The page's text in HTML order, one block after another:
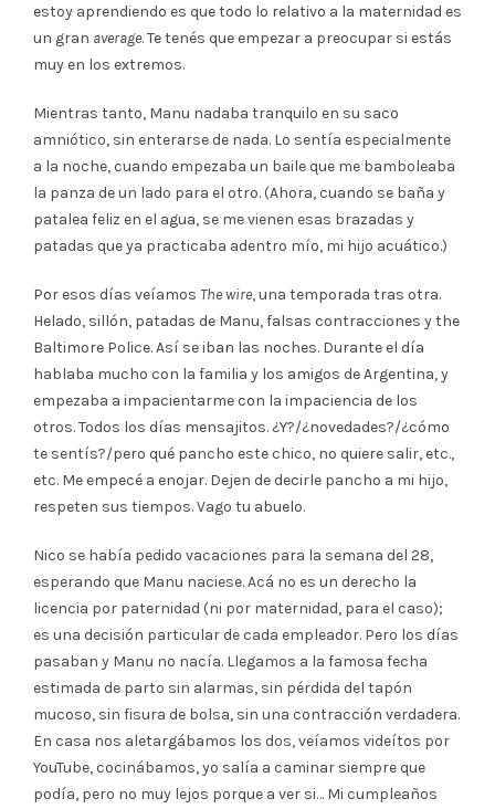
estoy aprendiendo es que todo lo relativo a la maternidad es
un gran average. Te tenés que empezar a preocupar si estás
muy en los extremos.
Mientras tanto, Manu nadaba tranquilo en su saco
amniótico, sin enterarse de nada. Lo sentía especialmente
a la noche, cuando empezaba un baile que me bamboleaba
la panza de un lado para el otro. (Ahora, cuando se baña y
patalea feliz en el agua, se me vienen esas brazadas y
patadas que ya practicaba adentro mío, mi hijo acuático.)
Por esos días veíamos The wire, una temporada tras otra.
Helado, sillón, patadas de Manu, falsas contracciones y the
Baltimore Police. Así se iban las noches. Durante el día
hablaba mucho con la familia y los amigos de Argentina, y
empezaba a impacientarme con la impaciencia de los
otros. Todos los días mensajitos. ¿Y?/¿novedades?/¿cómo
te sentís?/pero qué pancho este chico, no quiere salir, etc.,
etc. Me empecé a enojar. Dejen de decirle pancho a mi hijo,
respeten sus tiempos. Vago tu abuelo.
Nico se había pedido vacaciones para la semana del 28,
esperando que Manu naciese. Acá no es un derecho la
licencia por paternidad (ni por maternidad, para el caso);
es una decisión particular de cada empleador. Pero los días
pasaban y Manu no nacía. Llegamos a la famosa fecha
estimada de parto sin alarmas, sin pérdida del tapón
mucoso, sin fisura de bolsa, sin una contracción verdadera.
En casa nos aletargábamos los dos, veíamos videítos por
YouTube, cocinábamos, yo salía a caminar siempre que
podía, pero no muy lejos porque a ver si… Mi cumpleaños